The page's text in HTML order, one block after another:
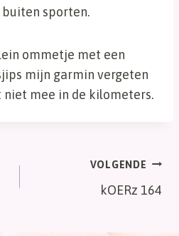
sporten.
ommetje met een
mijn garmin vergeten
mee in de kilometers.
VOLGENDE
kOERz 164